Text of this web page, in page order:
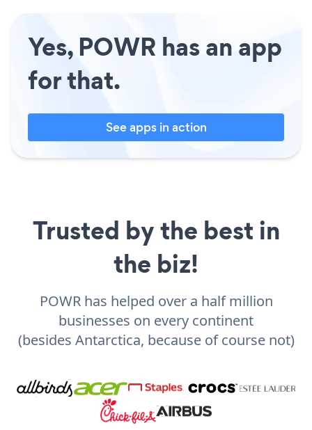
Yes, POWR has an app
for that.
See apps in action
Trusted by the best in
the biz!
POWR has helped over a half million
businesses on every continent
(besides Antarctica, because of course not)